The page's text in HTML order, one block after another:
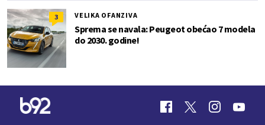
3 VELIKA OFANZIVA
Sprema se navala: Peugeot obećao 7 modela
do 2030. godine!